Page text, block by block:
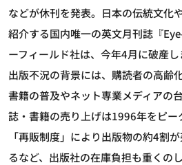
などが休刊を発表。日本の伝統文化
紹介する国内唯一の英文月刊誌『
ーフィールド社は、今年4月に破産し
出版不況の背景には、購読者の高齢
書籍の普及やネット専業メディアの
誌・書籍の売り上げは1996年をピー
「再販制度」により出版物の約4割
るなど、出版社の在庫負担も重くの